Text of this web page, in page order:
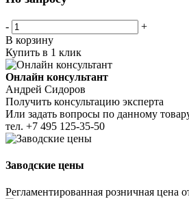
-
+
В корзину
Купить в 1 клик
Онлайн консультант
Андрей Сидоров
Получить консультацию эксперта
Или задать вопросы по данному
тел. +7 495 125-35-50
Заводские цены
Регламентированная розничная цена